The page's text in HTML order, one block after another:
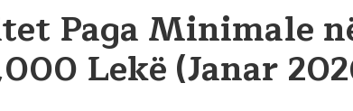
Paga Minimale
Lekë (Janar